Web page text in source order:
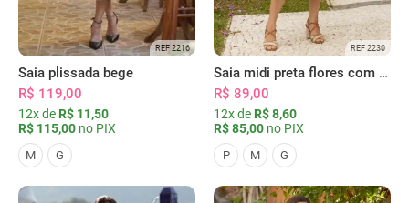
REF 2216
Saia plissada bege
R$ 119,00
12x de R$ 11,50
R$ 115,00 no PIX
M G
REF 2230
Saia midi preta flores com bolsos
R$ 89,00
12x de R$ 8,60
R$ 85,00 no PIX
P M G